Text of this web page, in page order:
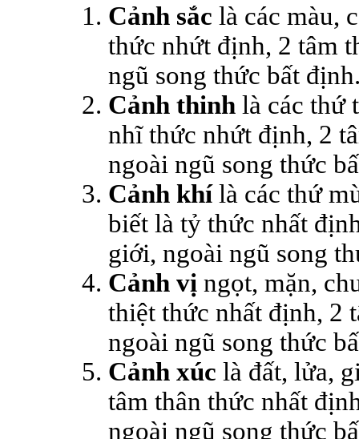
Cảnh sắc là các màu,
thức nhứt định, 2 tâm
ngũ song thức bất
Cảnh thinh là các thứ
nhĩ thức nhứt định, 2
ngoài ngũ song thức
Cảnh khílà các thứ
biết là tỷ thức nhất
giới, ngoài ngũ song
Cảnh vị ngọt, mặn,
thiệt thức nhất định, 2
ngoài ngũ song thức
Cảnh xúc là đất, lửa,
tâm thân thức nhất
ngoài ngũ song thức